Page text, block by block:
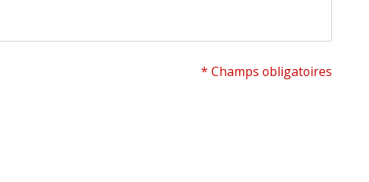
* Champs obligatoires